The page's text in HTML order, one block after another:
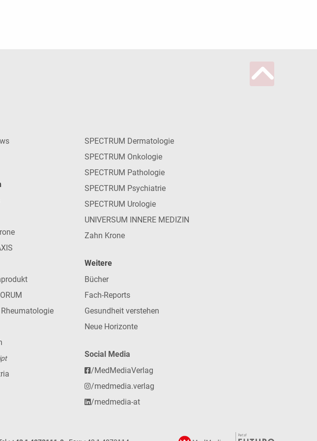
Rheumatologie
SPECTRUM Dermatologie
SPECTRUM Onkologie
SPECTRUM Pathologie
SPECTRUM Psychiatrie
SPECTRUM Urologie
UNIVERSUM INNERE MEDIZIN
Zahn Krone
Weitere
Bücher
Fach-Reports
Gesundheit verstehen
Neue Horizonte
Social Media
/MedMediaVerlag
/medmedia.verlag
/medmedia-at